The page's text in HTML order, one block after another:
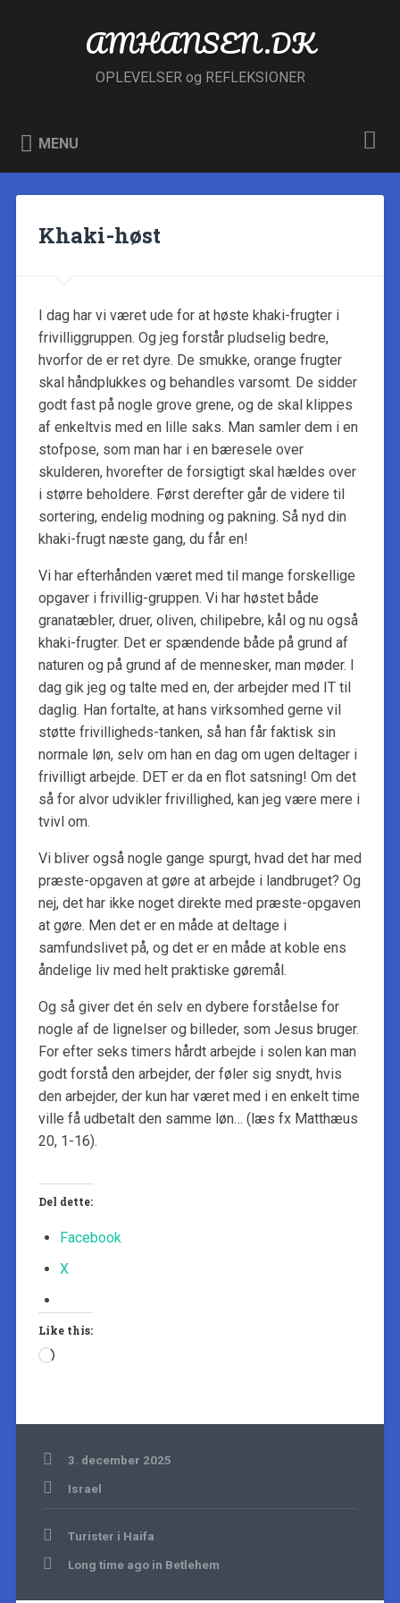
AMHANSEN.DK
OPLEVELSER og REFLEKSIONER
MENU
Khaki-høst
I dag har vi været ude for at høste khaki-frugter i
frivilliggruppen. Og jeg forstår pludselig bedre,
hvorfor de er ret dyre. De smukke, orange frugter
skal håndplukkes og behandles varsomt. De sidder
godt fast på nogle grove grene, og de skal klippes
af enkeltvis med en lille saks. Man samler dem i en
stofpose, som man har i en bæresele over
skulderen, hvorefter de forsigtigt skal hældes over
i større beholdere. Først derefter går de videre til
sortering, endelig modning og pakning. Så nyd din
khaki-frugt næste gang, du får en!
Vi har efterhånden været med til mange forskellige
opgaver i frivillig-gruppen. Vi har høstet både
granatæbler, druer, oliven, chilipebre, kål og nu også
khaki-frugter. Det er spændende både på grund af
naturen og på grund af de mennesker, man møder. I
dag gik jeg og talte med en, der arbejder med IT til
daglig. Han fortalte, at hans virksomhed gerne vil
støtte frivilligheds-tanken, så han får faktisk sin
normale løn, selv om han en dag om ugen deltager i
frivilligt arbejde. DET er da en flot satsning! Om det
så for alvor udvikler frivillighed, kan jeg være mere i
tvivl om.
Vi bliver også nogle gange spurgt, hvad det har med
præste-opgaven at gøre at arbejde i landbruget? Og
nej, det har ikke noget direkte med præste-opgaven
at gøre. Men det er en måde at deltage i
samfundslivet på, og det er en måde at koble ens
åndelige liv med helt praktiske gøremål.
Og så giver det én selv en dybere forståelse for
nogle af de lignelser og billeder, som Jesus bruger.
For efter seks timers hårdt arbejde i solen kan man
godt forstå den arbejder, der føler sig snydt, hvis
den arbejder, der kun har været med i en enkelt time
ville få udbetalt den samme løn… (læs fx Matthæus
20, 1-16).
Del dette:
Facebook
X
Like this:
Loading…
3. december 2025
Israel
Indlægsnavigation
Turister i Haifa
Long time ago in Betlehem